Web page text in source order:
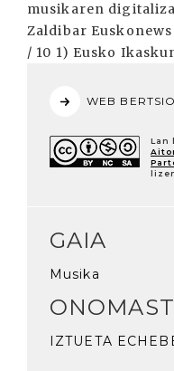
musikaren
Zaldibar Euskonews
/ 10 1) Eusko
WEB
Lan
GAIA
Musika
IZTUETA